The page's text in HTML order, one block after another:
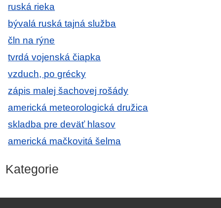
ruská rieka
bývalá ruská tajná služba
čln na rýne
tvrdá vojenská čiapka
vzduch, po grécky
zápis malej šachovej rošády
americká meteorologická družica
skladba pre deväť hlasov
americká mačkovitá šelma
Kategorie